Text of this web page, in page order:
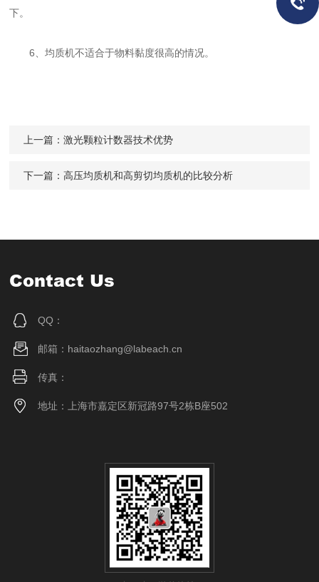
下。
6、均质机不适合于物料黏度很高的情况。
上一篇：激光颗粒计数器技术优势
下一篇：高压均质机和高剪切均质机的比较分析
Contact Us
QQ：
邮箱：haitaozhang@labeach.cn
传真：
地址：上海市嘉定区新冠路97号2栋B座502